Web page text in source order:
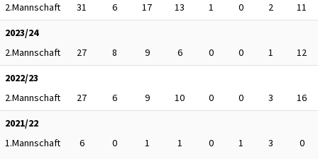
2.Mannschaft
31 6 17 13 1 0 2
11
2023/24
2.Mannschaft
27 8 9 6 0 0 1
12
2022/23
2.Mannschaft
27 6 9 10 0 0 3
16
2021/22
1.Mannschaft
6 0 1 1 0 1 3
0